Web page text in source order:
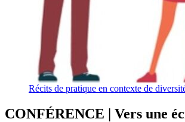
Récits de pratique en contexte de
CONFÉRENCE | Vers une